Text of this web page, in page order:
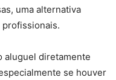
uma alternativa
aluguel diretamente
se houver